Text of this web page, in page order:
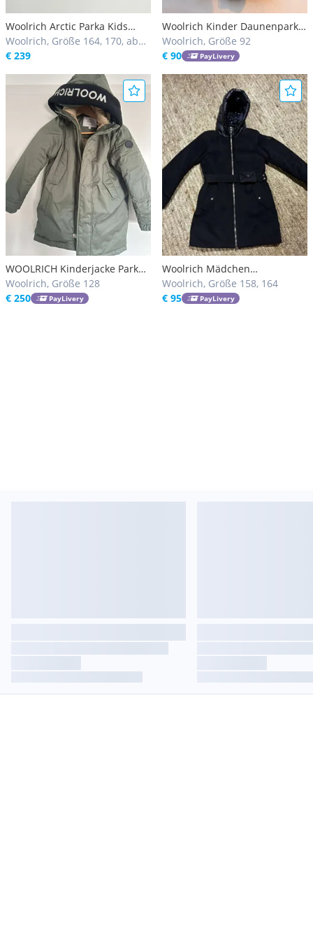
Woolrich Arctic Parka Kids
(Damengröße XS)
Woolrich, Größe 164, 170, ab
176
€ 239
Woolrich Kinder Daunenparka,
Gr. 2 (ca. 92), schwarz, Top-
Zustand
Woolrich, Größe 92
€ 90
PayLivery
WOOLRICH Kinderjacke Parka
Größe 8 NEU
Woolrich, Größe 128
€ 250
PayLivery
Woolrich Mädchen
Winterjacke
Woolrich, Größe 158, 164
€ 95
PayLivery